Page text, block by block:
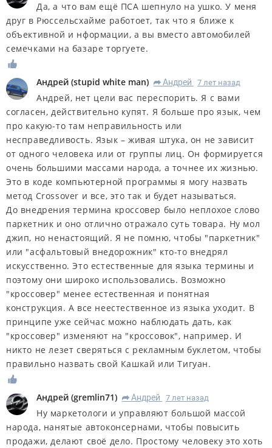
Да, а что вам ещё ПСА шепнуло на ушко. У меня
друг в Рюссельсхайме работоет, так что я ближе к
объективной и нформации, а вы вместо автомобилей
семечками на базаре торгуете.
Андрей (stupid white man) R Андрей 7 лет назад
Андрей, нет цели вас переспорить. Я с вами
согласен, действительно купят. Я больше про язык, чем
про какую-то там неправильность или
несправедливость. Язык – живая штука, он не зависит
от одного человека или от группы лиц. Он формируется
очень большими массами народа, а точнее их жизнью.
Это в коде компьютерной программы я могу назвать
метод Crossover и все, это так и будет называться.
До внедрения термина кроссовер было неплохое слово
паркетник и оно отлично отражало суть товара. Ну мол
джип, но ненастоящий. Я не помню, чтобы "паркетник"
или "асфальтовый внедорожник" кто-то внедрял
искусственно. Это естественные для языка термины и
поэтому они широко использовались. Возможно
"кроссовер" менее естественная и понятная
конструкция. А все неестественное из языка уходит. В
принципе уже сейчас можно наблюдать дать, как
"кроссовер" изменяют на "кроссовок", например. И
никто не лезет сверяться с рекламным буклетом, чтобы
правильно назвать свой Кашкай или Тигуан.
Андрей (gremlin71) R Андрей 7 лет назад
Ну маркетологи и управляют большой массой
народа, нанятые автоконсернами, чтобы повысить
продажи, делают своё дело. Простому человеку это хоть